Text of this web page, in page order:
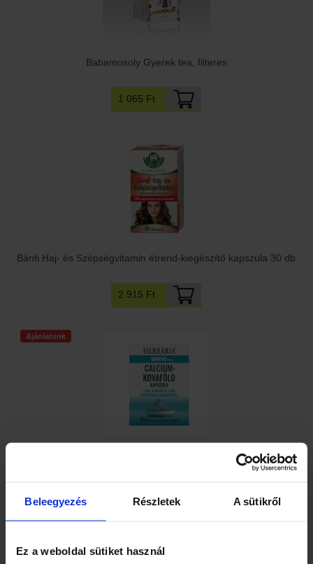
Beleegyezés Részletek A sütikről
Ez a weboldal sütiket használ
Babamosoly Gyerek tea, filteres
1 065 Ft
Bánfi Haj- és Szépségvitamin étrend-kiegészítő kapszula 30 db
2 915 Ft
Ajánlatunk
Bano féle Calcium-Kovaföld kapszula 60 db